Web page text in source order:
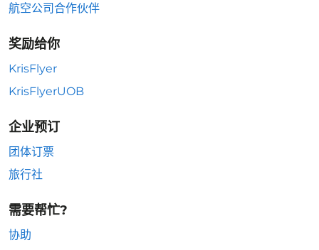
航空公司合作伙伴
奖励给你
KrisFlyer
KrisFlyerUOB
企业预订
团体订票
旅行社
需要帮忙?
协助